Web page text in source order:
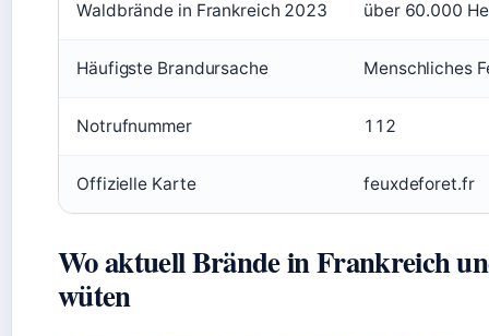
Waldbrände in Frankreich 2023 über 60.000
Häufigste Brandursache Menschliches
Notrufnummer 112
Offizielle Karte feuxdeforet.fr
Wo aktuell Brände in Frankreich
wüten